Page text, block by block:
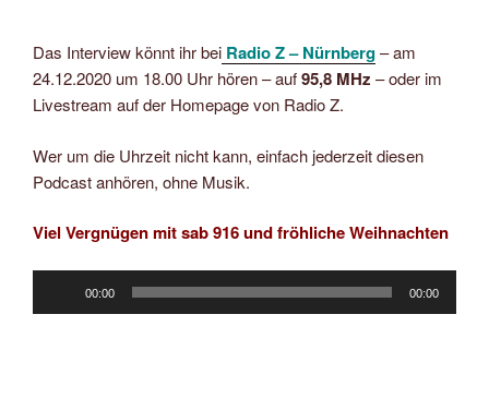
Das Interview könnt ihr bei Radio Z – Nürnberg– am
24.12.2020 um 18.00 Uhr hören – auf95,8 MHz – oder im
Livestream auf der Homepage von Radio Z.
Wer um die Uhrzeit nicht kann, einfach jederzeit diesen
Podcast anhören, ohne Musik.
Viel Vergnügen mit sab 916 und fröhliche Weihnachten
00:00 00:00